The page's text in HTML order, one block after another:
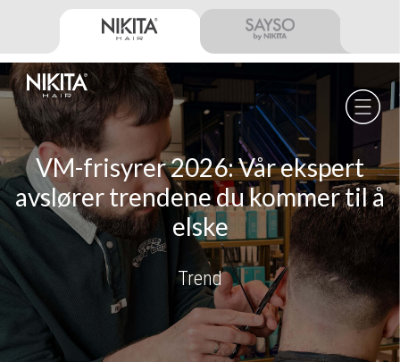
primary
navigation
main
content
footer
Nikita
Hair
-
VM-frisyrer 2026: Vår ekspert
avslører trendene du kommer til å
elske
Trend